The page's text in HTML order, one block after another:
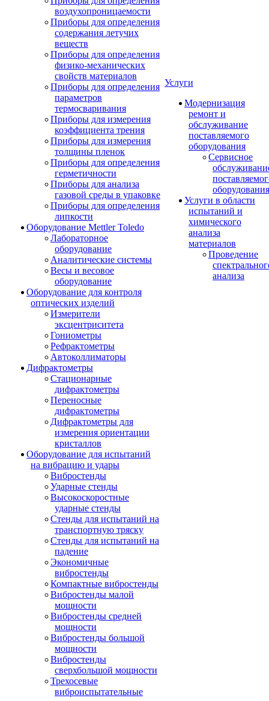
воздухопроницаемости
Приборы для определения
содержания летучих
веществ
Приборы для определения
физико-механических
свойств материалов
Приборы для определения
параметров
термосваривания
Приборы для измерения
коэффициента трения
Приборы для измерения
толщины пленок
Приборы для определения
герметичности
Приборы для анализа
газовой среды в упаковке
Приборы для определения
липкости
Оборудование Mettler Toledo
Лабораторное
оборудование
Аналитические системы
Весы и весовое
оборудование
Оборудование для контроля
оптических изделий
Измерители
эксцентриситета
Гониометры
Рефрактометры
Автоколлиматоры
Дифрактометры
Стационарные
дифрактометры
Переносные
дифрактометры
Дифрактометры для
измерения ориентации
кристаллов
Оборудование для испытаний
на вибрацию и удары
Вибростенды
Ударные стенды
Высокоскоростные
ударные стенды
Стенды для испытаний на
транспортную тряску
Стенды для испытаний на
падение
Экономичные
вибростенды
Компактные вибростенды
Вибростенды малой
мощности
Вибростенды средней
мощности
Вибростенды большой
мощности
Вибростенды
сверхбольшой мощности
Трехосевые
виброиспытательные
Услуги
Модернизация
ремонт и
обслуживание
поставляемого
оборудования
Сервисное
оборудования
Услуги в области
испытаний и
химического
анализа
материалов
Проведение
анализа